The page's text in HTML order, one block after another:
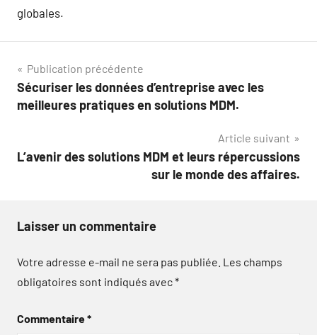
globales.
Navigation
de
Publication précédente
Sécuriser les données d’entreprise avec les
meilleures pratiques en solutions MDM.
Article suivant
L’avenir des solutions MDM et leurs répercussions
sur le monde des affaires.
Laisser un commentaire
Votre adresse e-mail ne sera pas publiée. Les champs
obligatoires sont indiqués avec*
Commentaire*